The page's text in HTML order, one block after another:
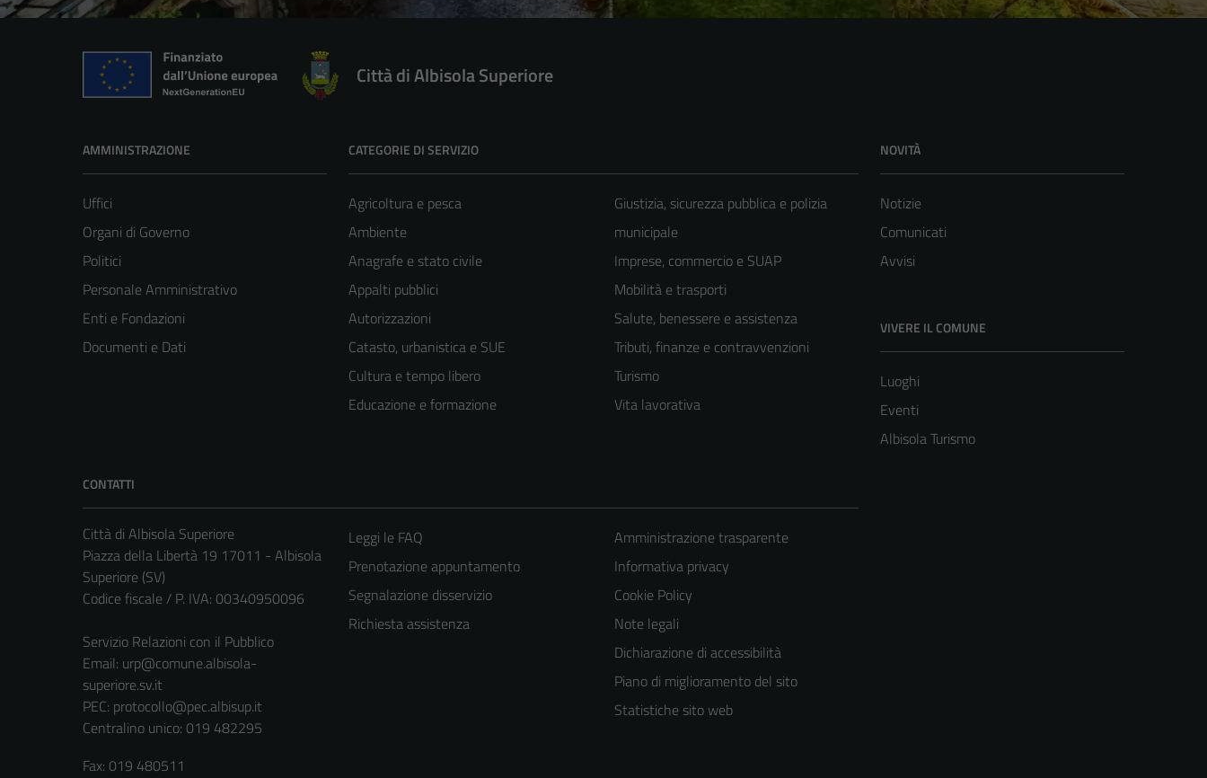
Città di Albisola Superiore
AMMINISTRAZIONE
Uffici
Organi di Governo
Politici
Personale Amministrativo
Enti e Fondazioni
Documenti e Dati
CATEGORIE DI SERVIZIO
Agricoltura e pesca
Ambiente
Anagrafe e stato civile
Appalti pubblici
Autorizzazioni
Catasto, urbanistica e SUE
Cultura e tempo libero
Educazione e formazione
Giustizia, sicurezza pubblica e polizia
municipale
Imprese, commercio e SUAP
Mobilità e trasporti
Salute, benessere e assistenza
Tributi, finanze e contravvenzioni
Turismo
Vita lavorativa
NOVITÀ
Notizie
Comunicati
Avvisi
VIVERE IL COMUNE
Luoghi
Eventi
Albisola Turismo
CONTATTI
Città di Albisola Superiore
Piazza della Libertà 19 17011 - Albisola
Superiore (SV)
Codice fiscale / P. IVA: 00340950096
Servizio Relazioni con il Pubblico
Email: urp@comune.albisola-
superiore.sv.it
PEC: protocollo@pec.albisup.it
Centralino unico: 019 482295
Fax: 019 480511
Leggi le FAQ
Prenotazione appuntamento
Segnalazione disservizio
Richiesta assistenza
Amministrazione trasparente
Informativa privacy
Cookie Policy
Note legali
Dichiarazione di accessibilità
Piano di miglioramento del sito
Statistiche sito web